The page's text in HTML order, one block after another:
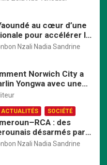
au cœur d’une
pour accélérer la
de la ZLECAf en
Nzali Nadia Sandrine
Norwich City a
Yongwa avec une
ACTUALITÉS SOCIÉTÉ
: des
désarmés par
monte
Nzali Nadia Sandrine